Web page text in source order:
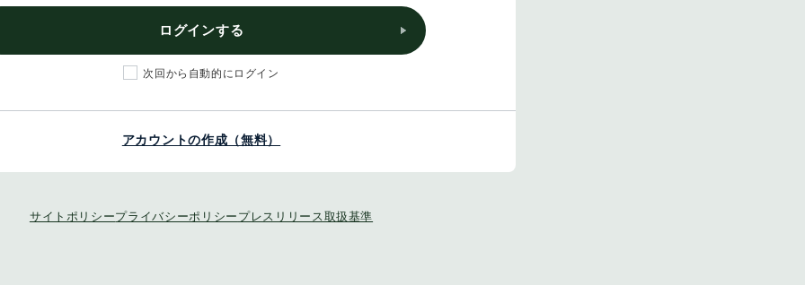
ログインする
次回から自動的にログイン
アカウントの作成（無料）
サイトポリシープライバシーポリシー プレスリリース取扱基準